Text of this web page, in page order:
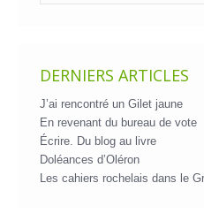
DERNIERS ARTICLES
J’ai rencontré un Gilet jaune
En revenant du bureau de vote
Écrire. Du blog au livre
Doléances d’Oléron
Les cahiers rochelais dans le